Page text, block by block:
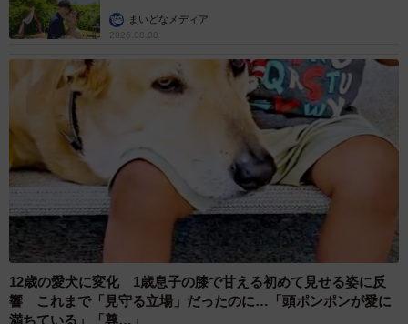
まいどなメディア
2026.08.08
12歳の愛犬に変化 1歳息子の膝で甘える初めて見せる姿に反
響 これまで「見守る立場」だったのに…「頭ポンポンが愛に
満ちている」「尊…」